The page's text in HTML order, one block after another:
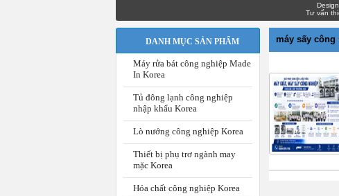
Design,
Tư vấn thiết
DANH MỤC SẢN PHẨM
Máy rửa bát công nghiệp Made
In Korea
Tủ đông lạnh công nghiệp
nhập khẩu Korea
Lò nướng công nghiệp Korea
Thiết bị phụ trơ ngành may
mặc Korea
Hóa chất công nghiệp Korea
máy sấy công